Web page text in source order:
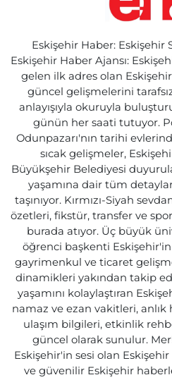
Eskişehir Haber: Eskişehir
Eskişehir Haber Ajansı:
gelen ilk adres olan
güncel gelişmelerini
anlayışıyla okuruyla
günün her saati tutuyor.
Odunpazarı'nın tarihi
sıcak gelişmeler,
Büyükşehir Belediyesi
yaşamına dair tüm
taşınıyor. Kırmızı-Siyah
özetleri, fikstür, transfer ve
burada atıyor. Üç büyük
öğrenci başkenti
gayrimenkul ve ticaret
dinamikleri yakından takip
yaşamını kolaylaştıran
namaz ve ezan vakitleri,
ulaşım bilgileri, etkinlik
güncel olarak sunulur.
Eskişehir'in sesi olan Eskişehir
ve güvenilir Eskişehir